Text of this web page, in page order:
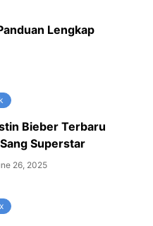
Lengkap
Bieber Terbaru
Superstar
26, 2025